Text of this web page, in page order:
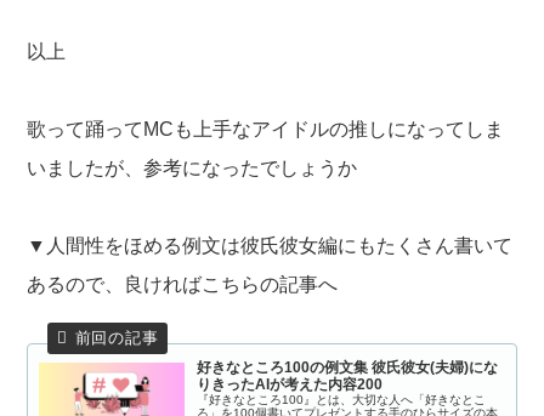
以上
歌って踊ってMCも上手なアイドルの推しになってしま
いましたが、参考になったでしょうか
▼人間性をほめる例文は彼氏彼女編にもたくさん書いて
あるので、良ければこちらの記事へ
好きなところ100の例文集 彼氏彼女(夫婦)にな
りきったAIが考えた内容200
『好きなところ100』とは、大切な人へ「好きなとこ
ろ」を100個書いてプレゼントする手のひらサイズの本